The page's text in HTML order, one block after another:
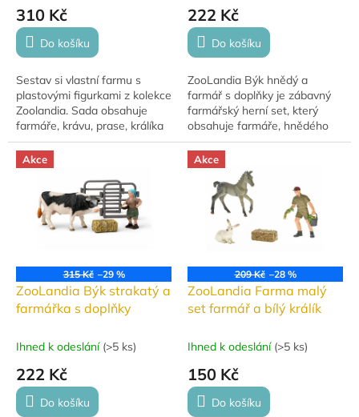
310 Kč
Do košíku
Sestav si vlastní farmu s
plastovými figurkami z kolekce
Zoolandia. Sada obsahuje
farmáře, krávu, prase, králíka
a orla. Nechybí ani zábavné
doplňky pro ještě lepší zážitek
ze...
222 Kč
Do košíku
ZooLandia Býk hnědý a
farmář s doplňky je zábavný
farmářský herní set, který
obsahuje farmáře, hnědého
býka, mrkev jako krmivo a
ohradník. Set je vhodný pro
děti od 3 let a je...
Akce
315 Kč –29 %
ZooLandia Býk strakatý a
farmářka s doplňky
Ihned k odeslání (>5 ks)
222 Kč
Do košíku
Akce
209 Kč –28 %
ZooLandia Farma malý
set farmář a bílý králík
Ihned k odeslání (>5 ks)
150 Kč
Do košíku